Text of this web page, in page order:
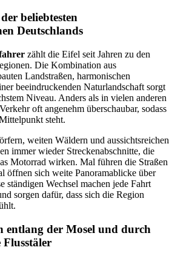
die Südeifel, über die Höhenzüge der
der Hoteltür. Die zentrale Lage spart lange
es Motorradfahrern, vom ersten
Landschaft zu genießen.
in Newel für
durch die Eifel
Newelverbindet alles, was
Aufenthalt benötigen: eine
in einer der schönsten Motorradregionen
Zimmer, motorradfreundliche
Gastfreundschaft und eine
Die Nähe zu Trier, Bitburg,
Straßen der Eifel macht dieses
in der Eifelplanen.
beliebtesten
Deutschlands
zählt die Eifel seit Jahren zu den
Die Kombination aus
Landstraßen, harmonischen
beeindruckenden Naturlandschaft sorgt
Niveau. Anders als in vielen anderen
oft angenehm überschaubar, sodass
steht.
weiten Wäldern und aussichtsreichen
immer wieder Streckenabschnitte, die
Motorrad wirken. Mal führen die Straßen
öffnen sich weite Panoramablicke über
ständigen Wechsel machen jede Fahrt
sorgen dafür, dass sich die Region
der Mosel und durch
Flusstäler